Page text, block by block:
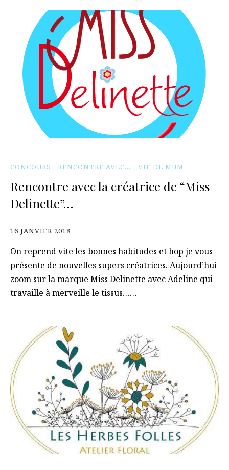
CONCOURS RENCONTRE AVEC... VIE DE MUM
Rencontre avec la créatrice de “Miss
Delinette”…
16 JANVIER 2018
On reprend vite les bonnes habitudes et hop je vous
présente de nouvelles supers créatrices. Aujourd’hui
zoom sur la marque Miss Delinette avec Adeline qui
travaille à merveille le tissus……